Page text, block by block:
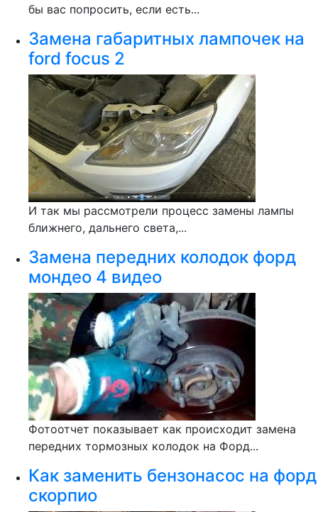
бы вас попросить, если есть...
Замена габаритных лампочек на
ford focus 2
И так мы рассмотрели процесс замены лампы
ближнего, дальнего света,...
Замена передних колодок форд
мондео 4 видео
Фотоотчет показывает как происходит замена
передних тормозных колодок на Форд...
Как заменить бензонасос на форд
скорпио